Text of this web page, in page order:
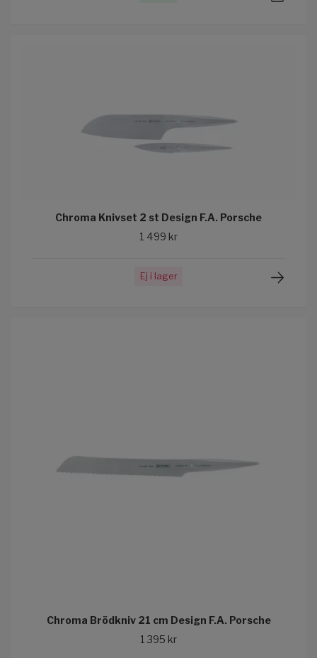
Chroma Knivset 2 st Design F.A. Porsche
1 499 kr
Ej i lager
Chroma Brödkniv 21 cm Design F.A. Porsche
1 395 kr